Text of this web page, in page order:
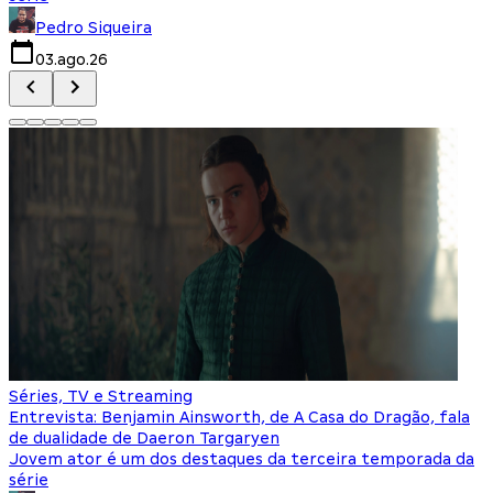
Pedro Siqueira
03.ago.26
Séries, TV e Streaming
Entrevista: Benjamin Ainsworth, de A Casa do Dragão, fala
de dualidade de Daeron Targaryen
Jovem ator é um dos destaques da terceira temporada da
série